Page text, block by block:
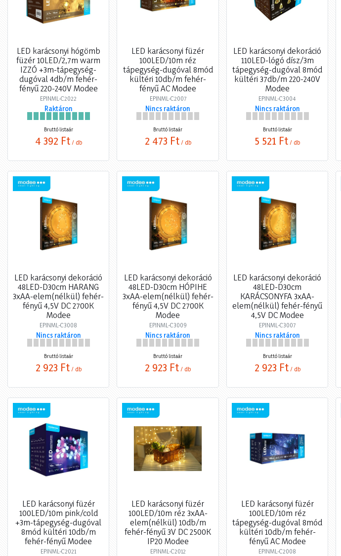
LED karácsonyi hógömb
füzér 10LED/2,7m warm
IZZÓ +3m-tápegység-
dugóval 4db/m fehér-
fényű 220-240V Modee
EPINML-C2022
Raktáron
Bruttó listaár
4 392 Ft / db
LED karácsonyi füzér
100LED/10m réz
tápegység-dugóval 8mód
kültéri 10db/m fehér-
fényű AC Modee
EPINML-C2007
Nincs raktáron
Bruttó listaár
2 473 Ft / db
LED karácsonyi dekoráció
110LED-lógó dísz/3m
tápegység-dugóval 8mód
kültéri 37db/m 220-240V
Modee
EPINML-C3004
Nincs raktáron
Bruttó listaár
5 521 Ft / db
LED karácsonyi dekoráció
48LED-D30cm HARANG
3xAA-elem(nélkül) fehér-
fényű 4,5V DC 2700K
Modee
EPINML-C3008
Nincs raktáron
Bruttó listaár
2 923 Ft / db
LED karácsonyi dekoráció
48LED-D30cm HÓPIHE
3xAA-elem(nélkül) fehér-
fényű 4,5V DC 2700K
Modee
EPINML-C3009
Nincs raktáron
Bruttó listaár
2 923 Ft / db
LED karácsonyi dekoráció
48LED-D30cm
KARÁCSONYFA 3xAA-
elem(nélkül) fehér-fényű
4,5V DC Modee
EPINML-C3007
Nincs raktáron
Bruttó listaár
2 923 Ft / db
LED karácsonyi füzér
100LED/10m pink/cold
+3m-tápegység-dugóval
8mód kültéri 10db/m
fehér-fényű Modee
EPINML-C2021
LED karácsonyi füzér
100LED/10m réz 3xAA-
elem(nélkül) 10db/m
fehér-fényű 3V DC 2500K
IP20 Modee
EPINML-C2012
LED karácsonyi füzér
100LED/10m réz
tápegység-dugóval 8mód
kültéri 10db/m fehér-
fényű AC Modee
EPINML-C2008